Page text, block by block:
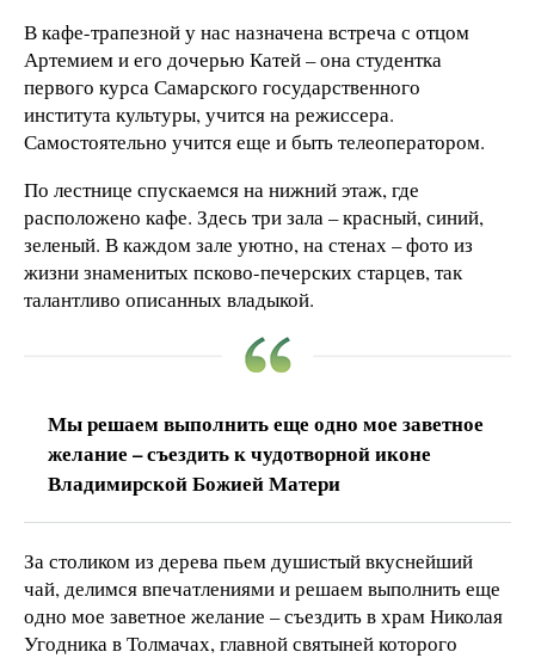
В кафе-трапезной у нас назначена встреча с отцом
Артемием и его дочерью Катей – она студентка
первого курса Самарского государственного
института культуры, учится на режиссера.
Самостоятельно учится еще и быть телеоператором.
По лестнице спускаемся на нижний этаж, где
расположено кафе. Здесь три зала – красный, синий,
зеленый. В каждом зале уютно, на стенах – фото из
жизни знаменитых псково-печерских старцев, так
талантливо описанных владыкой.
Мы решаем выполнить еще одно мое заветное
желание – съездить к чудотворной иконе
Владимирской Божией Матери
За столиком из дерева пьем душистый вкуснейший
чай, делимся впечатлениями и решаем выполнить еще
одно мое заветное желание – съездить в храм Николая
Угодника в Толмачах, главной святыней которого